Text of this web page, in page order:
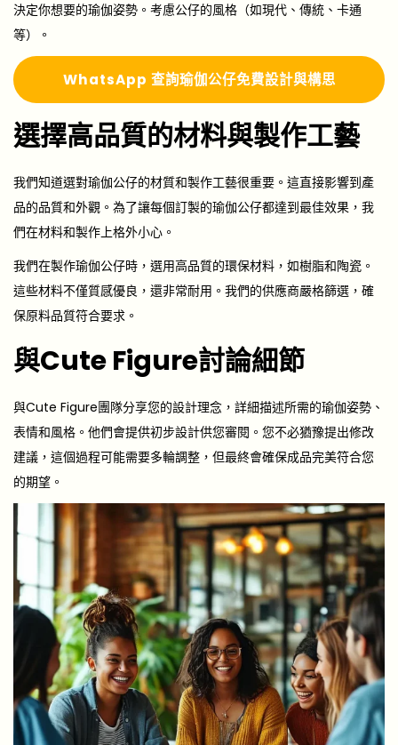
決定你想要的瑜伽姿勢。考慮公仔的風格（如現代、傳統、卡通
等）。
WhatsApp 查詢瑜伽公仔免費設計與構思
選擇高品質的材料與製作工藝
我們知道選對瑜伽公仔的材質和製作工藝很重要。這直接影響到產
品的品質和外觀。為了讓每個訂製的瑜伽公仔都達到最佳效果，我
們在材料和製作上格外小心。
我們在製作瑜伽公仔時，選用高品質的環保材料，如樹脂和陶瓷。
這些材料不僅質感優良，還非常耐用。我們的供應商嚴格篩選，確
保原料品質符合要求。
與Cute Figure討論細節
與Cute Figure團隊分享您的設計理念，詳細描述所需的瑜伽姿勢、
表情和風格。他們會提供初步設計供您審閱。您不必猶豫提出修改
建議，這個過程可能需要多輪調整，但最終會確保成品完美符合您
的期望。